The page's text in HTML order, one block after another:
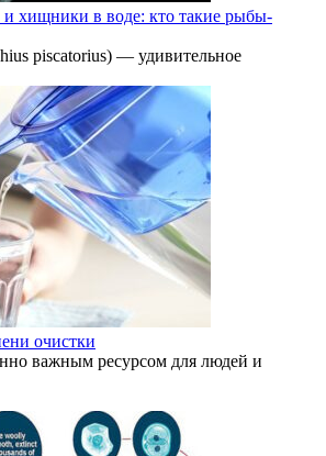
и хищники в воде: кто такие рыбы-
piscatorius) — удивительное
очистки
важным ресурсом для людей и